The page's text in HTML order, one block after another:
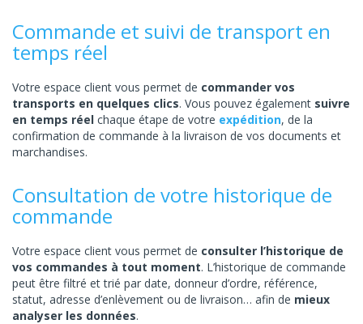
Commande et suivi de transport en
temps réel
Votre espace client vous permet de commander vos
transports en quelques clics. Vous pouvez également suivre
en temps réel chaque étape de votre expédition, de la
confirmation de commande à la livraison de vos documents et
marchandises.
Consultation de votre historique de
commande
Votre espace client vous permet de consulter l’historique de
vos commandes à tout moment. L’historique de commande
peut être filtré et trié par date, donneur d’ordre, référence,
statut, adresse d’enlèvement ou de livraison… afin de mieux
analyser les données.